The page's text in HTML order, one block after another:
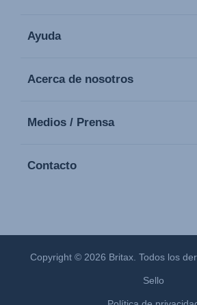
Ayuda
Acerca de nosotros
Medios / Prensa
Contacto
Copyright © 2026 Britax. Todos los
Sello